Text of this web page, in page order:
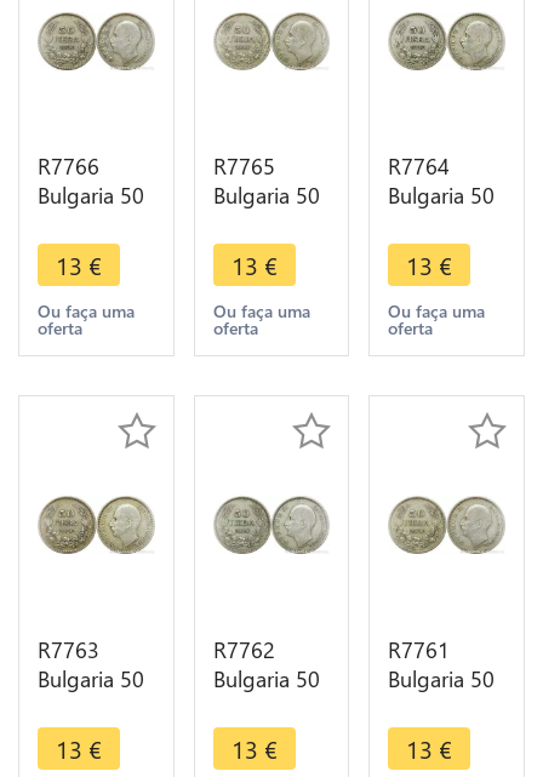
R7766
Bulgaria 50
III 1930 BP
Silver ->
Make offer
13 €
Ou faça uma
oferta
R7765
Bulgaria 50
III 1930 BP
Silver ->
Make offer
13 €
Ou faça uma
oferta
R7764
Bulgaria 50
III 1930 BP
Silver ->
Make offer
13 €
Ou faça uma
oferta
R7763
Bulgaria 50
III 1930 BP
Silver ->
13 €
R7762
Bulgaria 50
III 1930 BP
Silver ->
13 €
R7761
Bulgaria 50
III 1930 BP
Silver ->
13 €